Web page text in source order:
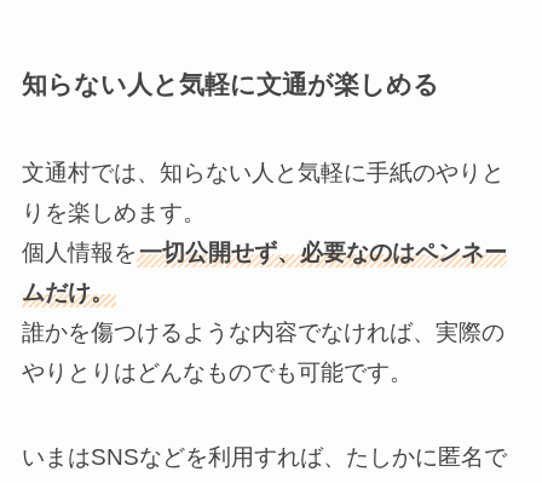
知らない人と気軽に文通が楽しめる
文通村では、知らない人と気軽に手紙のやりと
りを楽しめます。
個人情報を一切公開せず、必要なのはペンネー
ムだけ。
誰かを傷つけるような内容でなければ、実際の
やりとりはどんなものでも可能です。
いまはSNSなどを利用すれば、たしかに匿名で